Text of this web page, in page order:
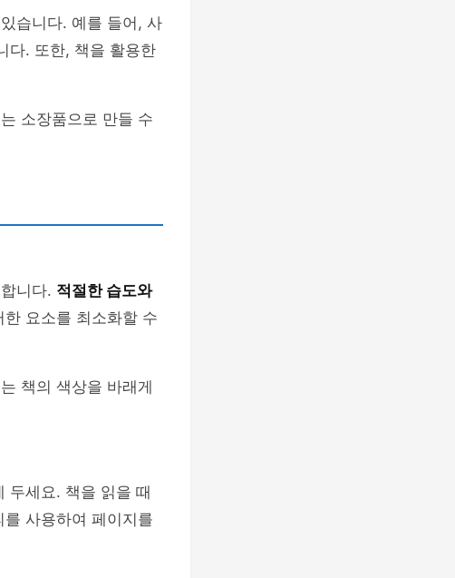
습니다. 예를 들어, 사
다. 또한, 책을 활용한
소장품으로 만들 수
니다. 적절한 습도와
요소를 최소화할 수
책의 색상을 바래게
두세요. 책을 읽을 때
사용하여 페이지를